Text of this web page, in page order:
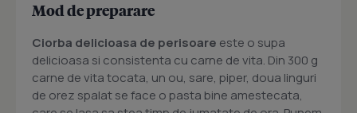
Mod de preparare
Ciorba delicioasa de perisoare este o supa
delicioasa si consistenta cu carne de vita. Din 300 g
carne de vita tocata, un ou, sare, piper, doua linguri
de orez spalat se face o pasta bine amestecata,